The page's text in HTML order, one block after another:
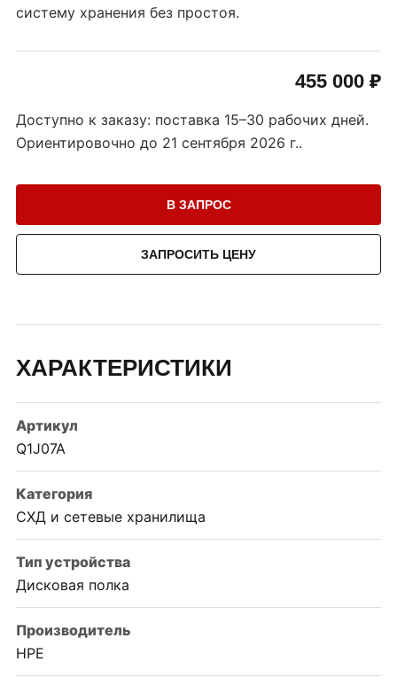
систему хранения без простоя.
455 000 ₽
Доступно к заказу: поставка 15–30 рабочих дней.
Ориентировочно до 21 сентября 2026 г..
В ЗАПРОС
ЗАПРОСИТЬ ЦЕНУ
ХАРАКТЕРИСТИКИ
Артикул
Q1J07A
Категория
СХД и сетевые хранилища
Тип устройства
Дисковая полка
Производитель
HPE